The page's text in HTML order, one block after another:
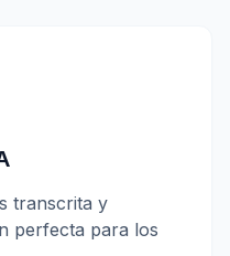
transcrita y
perfecta para los